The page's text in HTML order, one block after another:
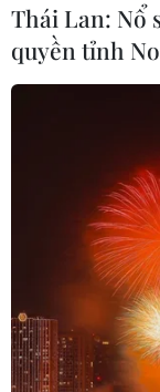
Thái Lan: Nổ
quyền tỉnh